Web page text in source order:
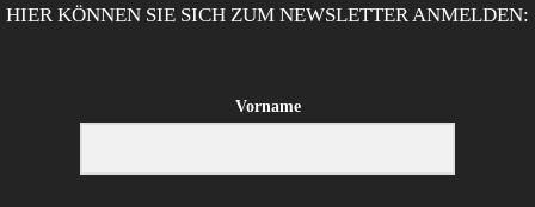
HIER KÖNNEN SIE SICH ZUM NEWSLETTER ANMELDEN:
Vorname